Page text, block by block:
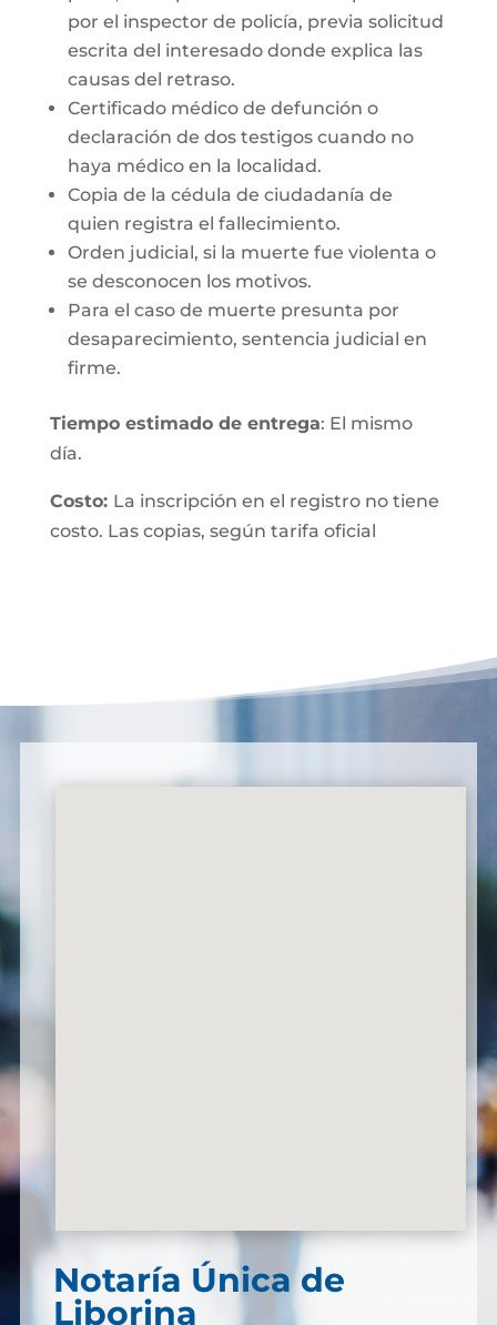
por el inspector de policía, previa solicitud
escrita del interesado donde explica las
causas del retraso.
Certificado médico de defunción o
declaración de dos testigos cuando no
haya médico en la localidad.
Copia de la cédula de ciudadanía de
quien registra el fallecimiento.
Orden judicial, si la muerte fue violenta o
se desconocen los motivos.
Para el caso de muerte presunta por
desaparecimiento, sentencia judicial en
firme.
Tiempo estimado de entrega: El mismo
día.
Costo: La inscripción en el registro no tiene
costo. Las copias, según tarifa oficial
Notaría Única de
Liborina